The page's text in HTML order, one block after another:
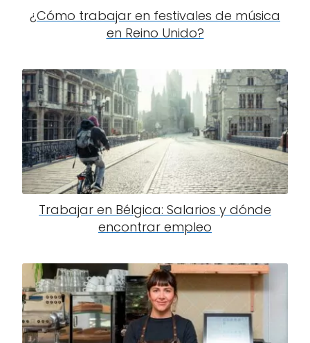
¿Cómo trabajar en festivales de música
en Reino Unido?
Trabajar en Bélgica: Salarios y dónde
encontrar empleo